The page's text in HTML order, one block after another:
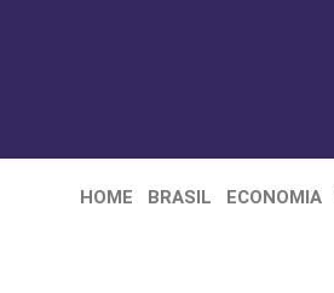
HOME BRASIL ECONOMIA